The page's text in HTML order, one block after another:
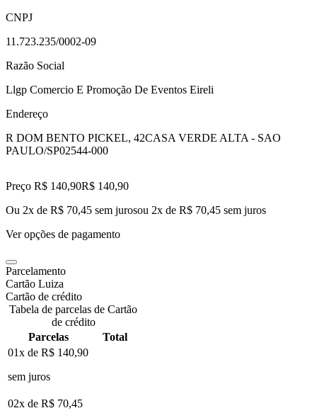
CNPJ
11.723.235/0002-09
Razão Social
Llgp Comercio E Promoção De Eventos Eireli
Endereço
R DOM BENTO PICKEL, 42CASA VERDE ALTA - SAO
PAULO/SP02544-000
Preço R$ 140,90R$ 140,90
Ou 2x de R$ 70,45 sem jurosou 2x de R$ 70,45 sem juros
Ver opções de pagamento
Parcelamento
Cartão Luiza
Cartão de crédito
Tabela de parcelas de Cartão
de crédito
Parcelas
Total
01x de R$ 140,90
sem juros
02x de R$ 70,45